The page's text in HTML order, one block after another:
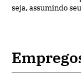
seja, assumindo